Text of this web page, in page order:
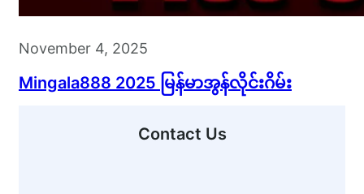
November 4, 2025
Mingala888 2025 မြန်မာအွန်လိုင်းဂိမ်း
Contact Us